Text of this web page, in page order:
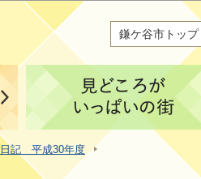
鎌ケ谷市トップ
記 平成30年度